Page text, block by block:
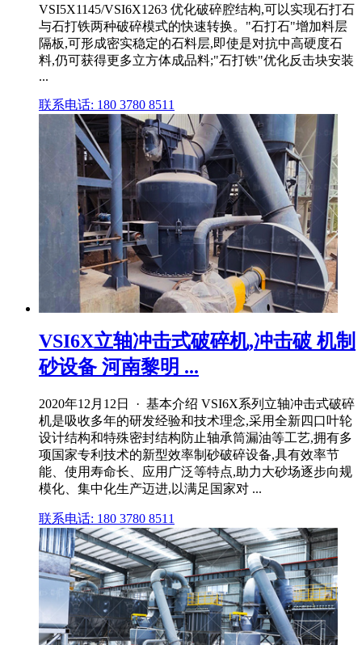
VSI5X1145/VSI6X1263 优化破碎腔结构,可以实现石打石
与石打铁两种破碎模式的快速转换。"石打石"增加料层
隔板,可形成密实稳定的石料层,即使是对抗中高硬度石
料,仍可获得更多立方体成品料;"石打铁"优化反击块安装
...
联系电话: 180 3780 8511
VSI6X立轴冲击式破碎机,冲击破 机制
砂设备 河南黎明 ...
2020年12月12日 · 基本介绍 VSI6X系列立轴冲击式破碎
机是吸收多年的研发经验和技术理念,采用全新四口叶轮
设计结构和特殊密封结构防止轴承筒漏油等工艺,拥有多
项国家专利技术的新型效率制砂破碎设备,具有效率节
能、使用寿命长、应用广泛等特点,助力大砂场逐步向规
模化、集中化生产迈进,以满足国家对 ...
联系电话: 180 3780 8511